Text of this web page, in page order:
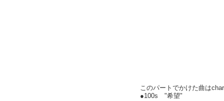
このパートでかけた曲は
●100s "希望"